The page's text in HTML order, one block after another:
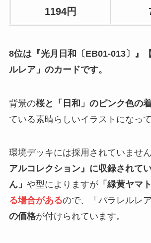
1194円
8位は『光月日和〔EB01-013〕』
ルレア」のカードです。
背景の桜と「日和」のピンク色の
ている素晴らしいイラストになって
環境デッキには採用されていません
アルコレクション』に収録されて
ん」 や型によりますが「緑黄ヤマト
る場合があるので、「パラレルレ
の価格が付けられています。